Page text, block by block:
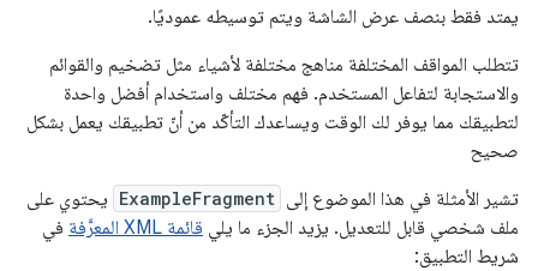
يمتد فقط بنصف عرض الشاشة ويتم توسيطه عموديًا.
تتطلب المواقف المختلفة مناهج مختلفة لأشياء مثل تضخيم والقوائم
والاستجابة لتفاعل المستخدم. فهم مختلف واستخدام أفضل واحدة
لتطبيقك مما يوفر لك الوقت ويساعدك التأكّد من أنّ تطبيقك يعمل بشكل
صحيح
تشير الأمثلة في هذا الموضوع إلى ExampleFragment يحتوي على
ملف شخصي قابل للتعديل. يزيد الجزء ما يلي قائمة XML المعرَّفة
في
شريط التطبيق: